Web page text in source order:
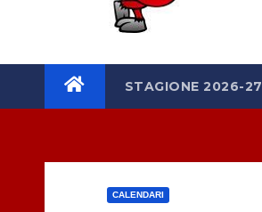
STAGIONE 2026-27
CALENDARI